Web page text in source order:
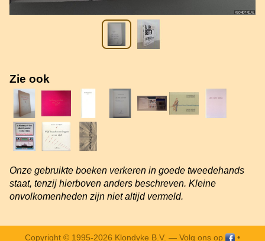
Zie ook
Onze gebruikte boeken verkeren in goede tweedehands
staat, tenzij hierboven anders beschreven. Kleine
onvolkomenheden zijn niet altijd vermeld.
Copyright © 1995-2026 Klondyke B.V. — Volg ons op •